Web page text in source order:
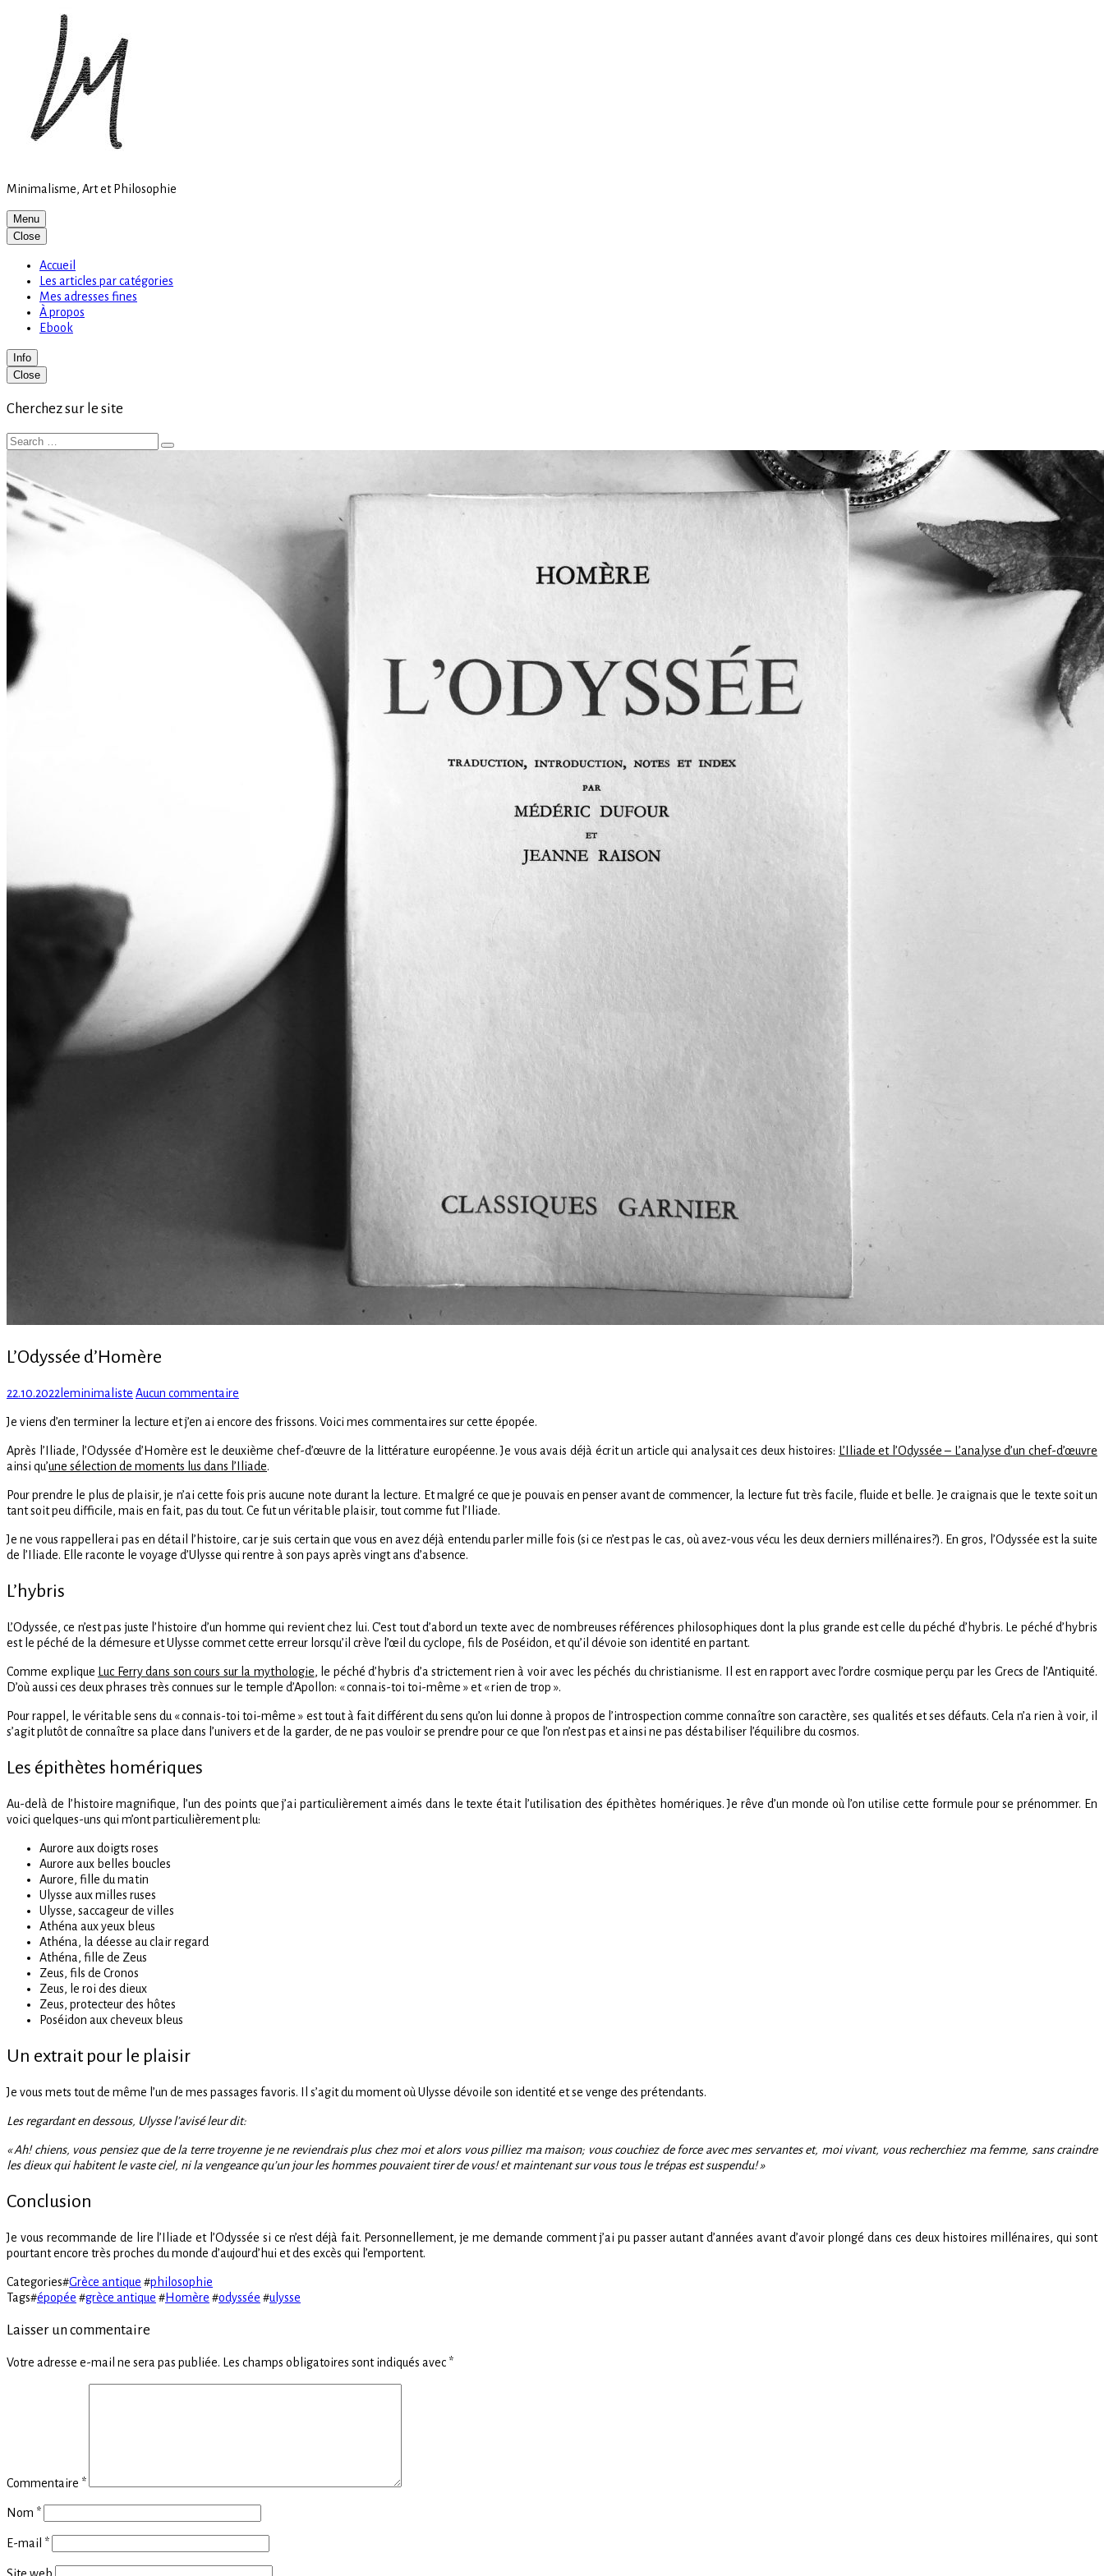
Minimalisme, Art et Philosophie
Menu
Close
Accueil
Les articles par catégories
Mes adresses fines
À propos
Ebook
Info
Primary
Sidebar
Close
Cherchez sur le site
Search
Search
L’Odyssée d’Homère
Posted
22.10.2022 Author
leminimaliste Aucun commentaire
d’Homère
Je viens d’en terminer la lecture et j’en ai encore des frissons. Voici mes commentaires sur cette épopée.
Après l’Iliade, l’Odyssée d’Homère est le deuxième chef-d’œuvre de la littérature européenne. Je vous avais déjà écrit un article qui analysait ces deux histoires: L’Iliade et l’Odyssée – L’analyse d’un chef-d’œuvre
ainsi qu’une sélection de moments lus dans l’Iliade.
Pour prendre le plus de plaisir, je n’ai cette fois pris aucune note durant la lecture. Et malgré ce que je pouvais en penser avant de commencer, la lecture fut très facile, fluide et belle. Je craignais que le texte soit un
tant soit peu difficile, mais en fait, pas du tout. Ce fut un véritable plaisir, tout comme fut l’Iliade.
Je ne vous rappellerai pas en détail l’histoire, car je suis certain que vous en avez déjà entendu parler mille fois (si ce n’est pas le cas, où avez-vous vécu les deux derniers millénaires?). En gros, l’Odyssée est la suite
de l’Iliade. Elle raconte le voyage d’Ulysse qui rentre à son pays après vingt ans d’absence.
L’hybris
L’Odyssée, ce n’est pas juste l’histoire d’un homme qui revient chez lui. C’est tout d’abord un texte avec de nombreuses références philosophiques dont la plus grande est celle du péché d’hybris. Le péché d’hybris
est le péché de la démesure et Ulysse commet cette erreur lorsqu’il crève l’œil du cyclope, fils de Poséidon, et qu’il dévoie son identité en partant.
Comme explique Luc Ferry dans son cours sur la mythologie, le péché d’hybris d’a strictement rien à voir avec les péchés du christianisme. Il est en rapport avec l’ordre cosmique perçu par les Grecs de l’Antiquité.
D’où aussi ces deux phrases très connues sur le temple d’Apollon: « connais-toi toi-même » et « rien de trop ».
Pour rappel, le véritable sens du « connais-toi toi-même » est tout à fait différent du sens qu’on lui donne à propos de l’introspection comme connaître son caractère, ses qualités et ses défauts. Cela n’a rien à voir, il
s’agit plutôt de connaître sa place dans l’univers et de la garder, de ne pas vouloir se prendre pour ce que l’on n’est pas et ainsi ne pas déstabiliser l’équilibre du cosmos.
Les épithètes homériques
Au-delà de l’histoire magnifique, l’un des points que j’ai particulièrement aimés dans le texte était l’utilisation des épithètes homériques. Je rêve d’un monde où l’on utilise cette formule pour se prénommer. En
voici quelques-uns qui m’ont particulièrement plu:
Aurore aux doigts roses
Aurore aux belles boucles
Aurore, fille du matin
Ulysse aux milles ruses
Ulysse, saccageur de villes
Athéna aux yeux bleus
Athéna, la déesse au clair regard
Athéna, fille de Zeus
Zeus, fils de Cronos
Zeus, le roi des dieux
Zeus, protecteur des hôtes
Poséidon aux cheveux bleus
Un extrait pour le plaisir
Je vous mets tout de même l’un de mes passages favoris. Il s’agit du moment où Ulysse dévoile son identité et se venge des prétendants.
Les regardant en dessous, Ulysse l’avisé leur dit:
« Ah! chiens, vous pensiez que de la terre troyenne je ne reviendrais plus chez moi et alors vous pilliez ma maison; vous couchiez de force avec mes servantes et, moi vivant, vous recherchiez ma femme, sans craindre
les dieux qui habitent le vaste ciel, ni la vengeance qu’un jour les hommes pouvaient tirer de vous! et maintenant sur vous tous le trépas est suspendu! »
Conclusion
Je vous recommande de lire l’Iliade et l’Odyssée si ce n’est déjà fait. Personnellement, je me demande comment j’ai pu passer autant d’années avant d’avoir plongé dans ces deux histoires millénaires, qui sont
pourtant encore très proches du monde d’aujourd’hui et des excès qui l’emportent.
Categories#Grèce antique #philosophie
Tags#épopée #grèce antique #Homère #odyssée #ulysse
Laisser un commentaire
Votre adresse e-mail ne sera pas publiée. Les champs obligatoires sont indiqués avec *
Commentaire *
Nom *
E-mail *